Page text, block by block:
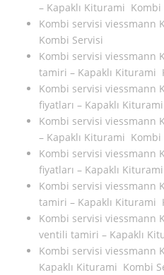
– Kapaklı Kiturami Kombi
Kombi servisi viessmann
Kombi Servisi
Kombi servisi viessmann
tamiri – Kapaklı Kiturami
Kombi servisi
fiyatları – Kapaklı
Kombi servisi
– Kapaklı Kiturami Kombi
Kombi servisi
fiyatları – Kapaklı
Kombi servisi
tamiri – Kapaklı Kiturami
Kombi servisi
ventili tamiri – Kapaklı
Kombi servisi
Kapaklı Kiturami Kombi